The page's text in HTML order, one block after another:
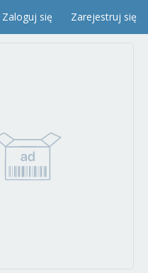
Zaloguj się Zarejestruj się